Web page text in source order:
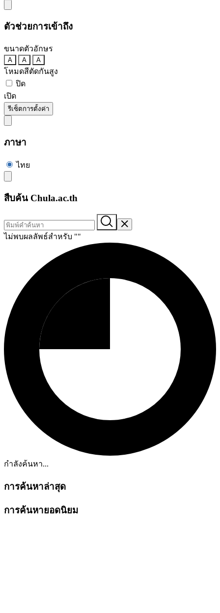
ตัวช่วยการเข้าถึง
ขนาดตัวอักษร
A A A
โหมดสีตัดกันสูง
ปิด
เปิด
รีเซ็ตการตั้งค่า
ภาษา
ไทย
สืบค้น Chula.ac.th
ไม่พบผลลัพธ์สำหรับ ""
กำลังค้นหา...
การค้นหาล่าสุด
การค้นหายอดนิยม